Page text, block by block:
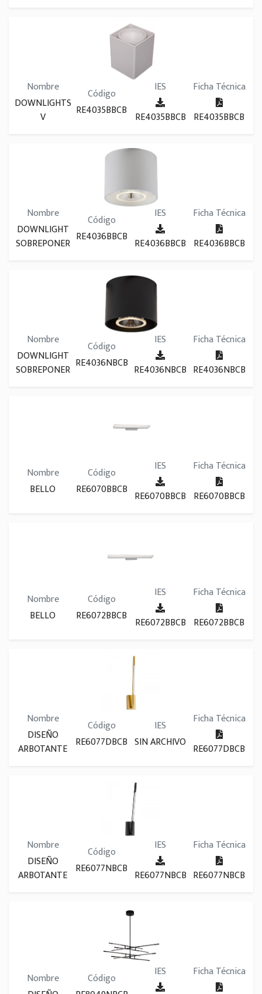
Nombre
DOWNLIGHTS
V
Código
RE4035BBCB
IES
RE4035BBCB
Ficha Técnica
RE4035BBCB
Nombre
DOWNLIGHT
SOBREPONER
Código
RE4036BBCB
IES
RE4036BBCB
Ficha Técnica
RE4036BBCB
Nombre
DOWNLIGHT
SOBREPONER
Código
RE4036NBCB
IES
RE4036NBCB
Ficha Técnica
RE4036NBCB
Nombre
BELLO
Código
RE6070BBCB
IES
RE6070BBCB
Ficha Técnica
RE6070BBCB
Nombre
BELLO
Código
RE6072BBCB
IES
RE6072BBCB
Ficha Técnica
RE6072BBCB
Nombre
DISEÑO
ARBOTANTE
Código
RE6077DBCB
IES
SIN ARCHIVO
Ficha Técnica
RE6077DBCB
Nombre
DISEÑO
ARBOTANTE
Código
RE6077NBCB
IES
RE6077NBCB
Ficha Técnica
RE6077NBCB
Nombre
Código
IES Ficha Técnica